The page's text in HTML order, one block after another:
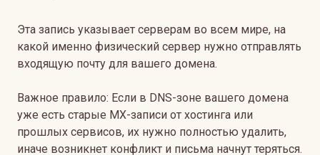
Эта запись указывает серверам во всем мире, на
какой именно физический сервер нужно отправлять
входящую почту для вашего домена.
Важное правило: Если в DNS-зоне вашего домена
уже есть старые MX-записи от хостинга или
прошлых сервисов, их нужно полностью удалить,
иначе возникнет конфликт и письма начнут теряться.